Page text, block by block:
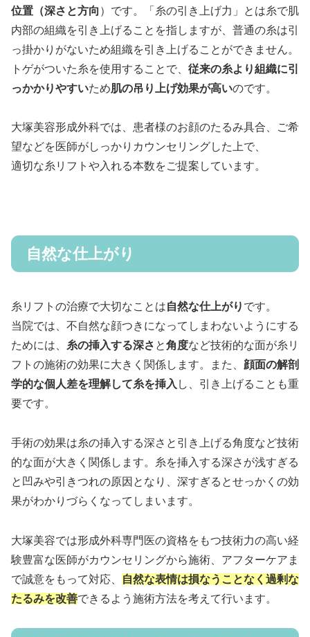
位置（深さと方向 ）です。「糸の引き上げ力」とは糸で肌
内部の組織を引き上げることを指しますが、普通の糸は引
っ掛かりがないため組織を引き上げることができません。
トゲがついた糸を使用することで、 従来の糸より組織に引
っかかりやすいため肌の吊り上げ効果が高いのです。
大塚美容形成外科では、患者様のお顔のたるみ具合、ご希
望などを医師がしっかりカウンセリングした上で、
適切な糸リフトや入れる本数をご提案しています。
自然な仕上がり
糸リフトの治療で大切なことは自然な仕上がり です。
当院では、不自然な顔つきになってしまわないようにする
ためには、
糸の挿入する深さ と角度など技術的な面が糸リ
フトの施術の効果に大きく関係します。また、 顔面の解剖
学的な個人差を理解して糸を挿入 し、引き上げることも重
要です。
手術の効果は糸の挿入する深さと引き上げる角度など技術
的な面が大きく関係します。糸を挿入する深さが浅すぎる
と凹みや引きつれの原因となり、深すぎるとせっかくの効
果がわかりづらくなってしまいます。
大塚美容では形成外科専門医の資格をもつ技術力の高い経
験豊富な医師がカウンセリングから施術、アフターケアま
で誠意をもって対応、
自然な表情は損なうことなく過剰な
たるみを改善できるよう施術方法を考えて行います。